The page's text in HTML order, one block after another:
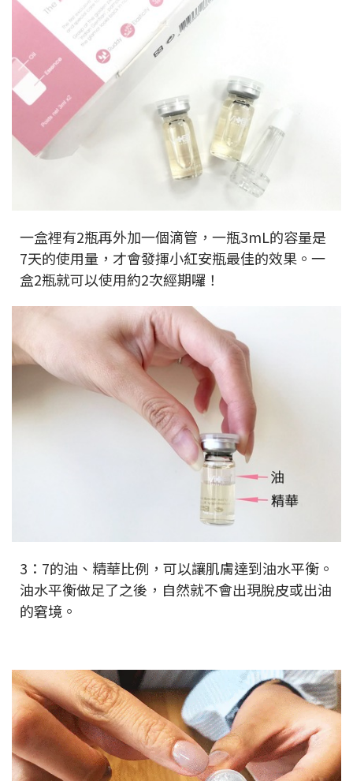
一盒裡有2瓶再外加一個滴管，一瓶3mL的容量是
7天的使用量，才會發揮小紅安瓶最佳的效果。一
盒2瓶就可以使用約2次經期囉！
3：7的油、精華比例，可以讓肌膚達到油水平衡。
油水平衡做足了之後，自然就不會出現脫皮或出油
的窘境。